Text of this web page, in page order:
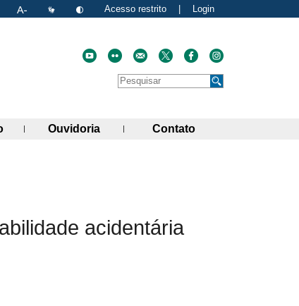
Acesso restrito Login
Faça uma pesquisa no site
Pesquisar
(abre painel de links)
Ouvidoria (abre painel de links)
Contato(abre painel de
a área de transferência
acidentária